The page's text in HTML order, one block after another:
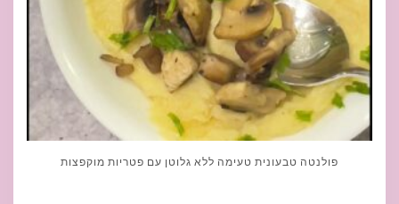
פולנטה טבעונית טעימה ללא גלוטן עם פטריות מוקפצות